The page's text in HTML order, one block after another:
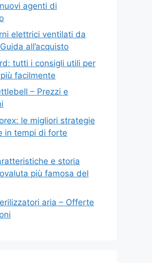
agenti di
elettrici ventilati da
all’acquisto
tutti i consigli utili per
facilmente
– Prezzi e
le migliori strategie
in tempi di forte
e storia
più famosa del
aria – Offerte